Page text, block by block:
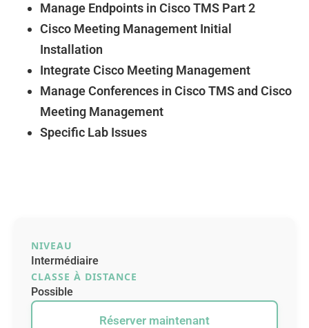
Manage Endpoints in Cisco TMS Part 2
Cisco Meeting Management Initial
Installation
Integrate Cisco Meeting Management
Manage Conferences in Cisco TMS and Cisco
Meeting Management
Specific Lab Issues
NIVEAU
Intermédiaire
CLASSE À DISTANCE
Possible
Réserver maintenant